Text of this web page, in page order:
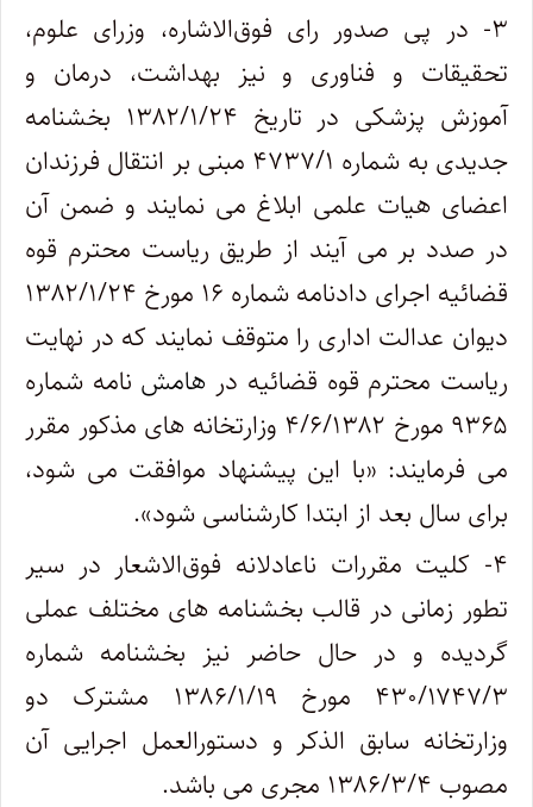
۳- در پی صدور رای فوق‌الاشاره، وزرای علوم،
تحقیقات و فناوری و نیز بهداشت، درمان و
آموزش پزشکی در تاریخ ۱۳۸۲/۱/۲۴ بخشنامه
جدیدی به شماره ۴۷۳۷/۱ مبنی بر انتقال فرزندان
اعضای هیات علمی ابلاغ می نمایند و ضمن آن
در صدد بر می آیند از طریق ریاست محترم قوه
قضائیه اجرای دادنامه شماره ۱۶ مورخ ۱۳۸۲/۱/۲۴
دیوان عدالت اداری را متوقف نمایند که در نهایت
ریاست محترم قوه قضائیه در هامش نامه شماره
۹۳۶۵ مورخ ۴/۶/۱۳۸۲ وزارتخانه های مذکور مقرر
می فرمایند: «با این پیشنهاد موافقت‌ می شود،
برای سال بعد از ابتدا کارشناسی شود».
۴- کلیت مقررات ناعادلانه فوق‌الاشعار در سیر
تطور زمانی در قالب بخشنامه های مختلف عملی
گردیده و در حال حاضر نیز بخشنامه شماره
۴۳۰/۱۷۴۷/۳ مورخ ۱۳۸۶/۱/۱۹ مشترک دو
وزارتخانه سابق الذکر و دستورالعمل اجرایی آن
مصوب ۱۳۸۶/۳/۴ مجری می باشد.